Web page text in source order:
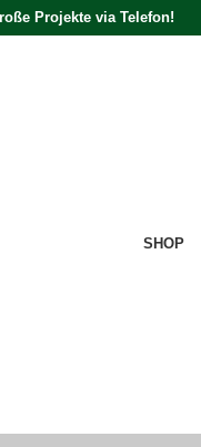
Projekte via Telefon!
SHOP